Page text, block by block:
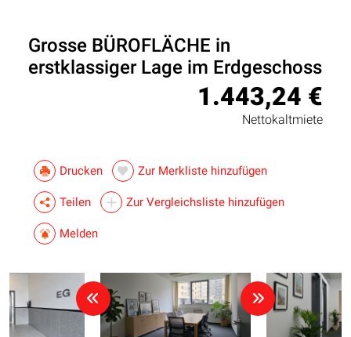
Grosse BÜROFLÄCHE in
erstklassiger Lage im Erdgeschoss
1.443,24 €
Nettokaltmiete
Drucken Zur Merkliste hinzufügen
Teilen Zur Vergleichsliste hinzufügen
Melden